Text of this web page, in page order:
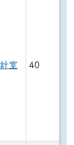
觀看：縣府
窗觀看：行政
室 40